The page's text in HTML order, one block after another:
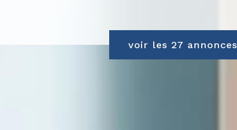
voir les 27 annonces